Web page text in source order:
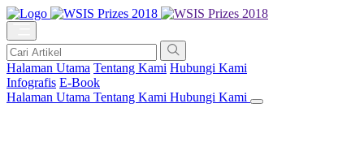
Halaman Utama Tentang Kami Hubungi Kami
Infografis E-Book
Halaman Utama Tentang Kami Hubungi Kami